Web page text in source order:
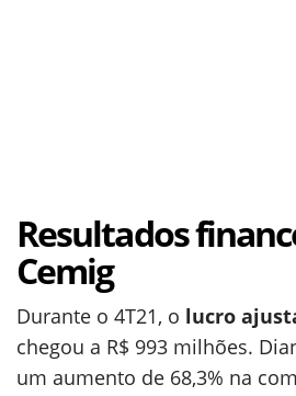
Resultados
Cemig
Durante o 4T21, o lucro
chegou a R$ 993 milhões.
um aumento de 68,3% na